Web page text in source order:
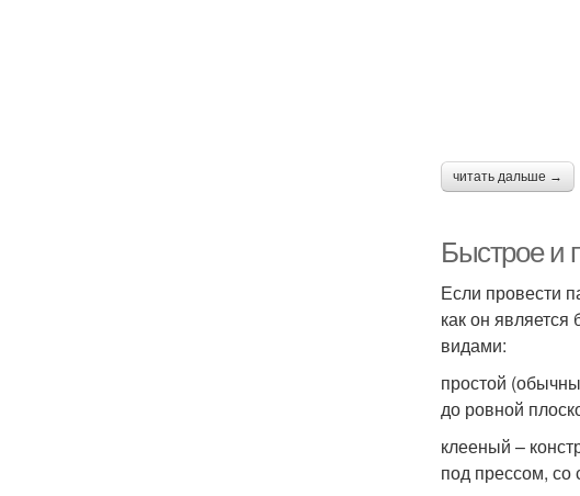
читать дальше →
Быстрое и
Если провести
как он
видами:
простой
до ровной
клееный –
под прессом,